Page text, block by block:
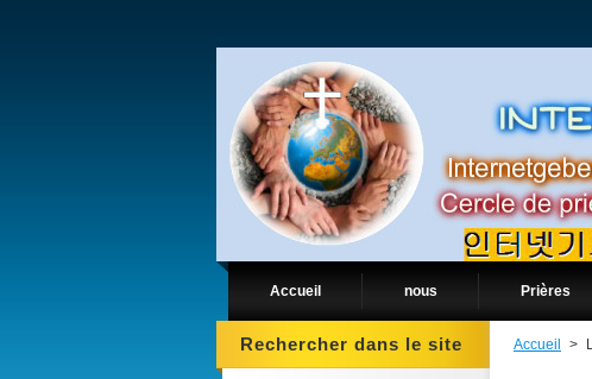
Accueil nous Prières
Accueil >
Rechercher dans le site